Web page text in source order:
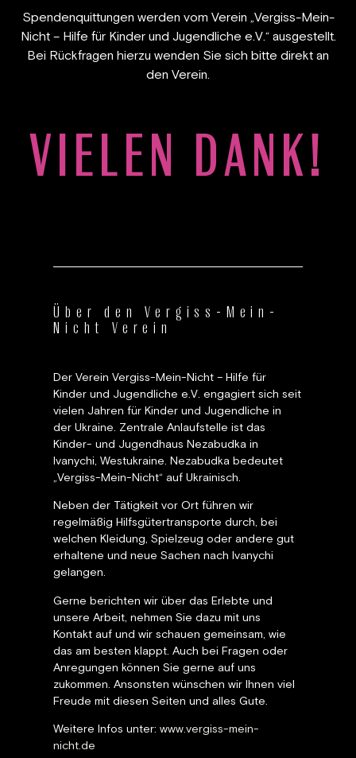
Spendenquittungen werden vom Verein „Vergiss-Mein-
Nicht – Hilfe für Kinder und Jugendliche e.V.“ ausgestellt.
Bei Rückfragen hierzu wenden Sie sich bitte direkt an
den Verein.
VIELEN DANK!
Über den Vergiss-Mein-
Nicht Verein
Der Verein Vergiss-Mein-Nicht – Hilfe für
Kinder und Jugendliche e.V. engagiert sich seit
vielen Jahren für Kinder und Jugendliche in
der Ukraine. Zentrale Anlaufstelle ist das
Kinder- und Jugendhaus Nezabudka in
Ivanychi, Westukraine. Nezabudka bedeutet
„Vergiss-Mein-Nicht“ auf Ukrainisch.
Neben der Tätigkeit vor Ort führen wir
regelmäßig Hilfsgütertransporte durch, bei
welchen Kleidung, Spielzeug oder andere gut
erhaltene und neue Sachen nach Ivanychi
gelangen.
Gerne berichten wir über das Erlebte und
unsere Arbeit, nehmen Sie dazu mit uns
Kontakt auf und wir schauen gemeinsam, wie
das am besten klappt. Auch bei Fragen oder
Anregungen können Sie gerne auf uns
zukommen. Ansonsten wünschen wir Ihnen viel
Freude mit diesen Seiten und alles Gute.
Weitere Infos unter:www.vergiss-mein-
nicht.de